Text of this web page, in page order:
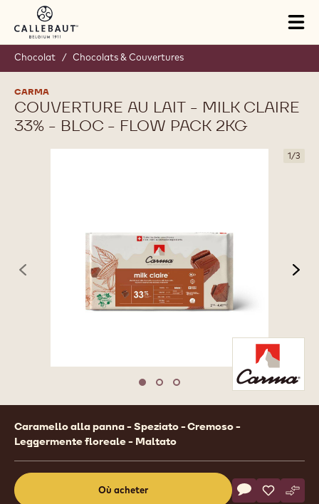
Skip to main content
Chocolat / Chocolats & Couvertures
CARMA
COUVERTURE AU LAIT - MILK CLAIRE
33% - BLOC - FLOW PACK 2KG
1/3
previous
Move to slide 1
Move to slide 2
Move to slide 3
Product
information
Caramello alla panna - Speziato - Cremoso -
Leggermente floreale - Maltato
Où acheter
Actions
Écrire un
- - -